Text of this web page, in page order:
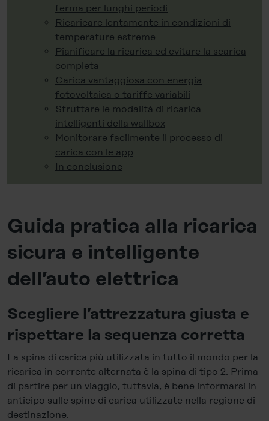
ferma per lunghi periodi
Ricaricare lentamente in condizioni di
temperature estreme
Pianificare la ricarica ed evitare la scarica
completa
Carica vantaggiosa con energia
fotovoltaica o tariffe variabili
Sfruttare le modalità di ricarica
intelligenti della wallbox
Monitorare facilmente il processo di
carica con le app
In conclusione
Guida pratica alla ricarica
sicura e intelligente
dell’auto elettrica
Scegliere l’attrezzatura giusta e
rispettare la sequenza corretta
La spina di carica più utilizzata in tutto il mondo per la
ricarica in corrente alternata è la spina di tipo 2. Prima
di partire per un viaggio, tuttavia, è bene informarsi in
anticipo sulle spine di carica utilizzate nella regione di
destinazione.